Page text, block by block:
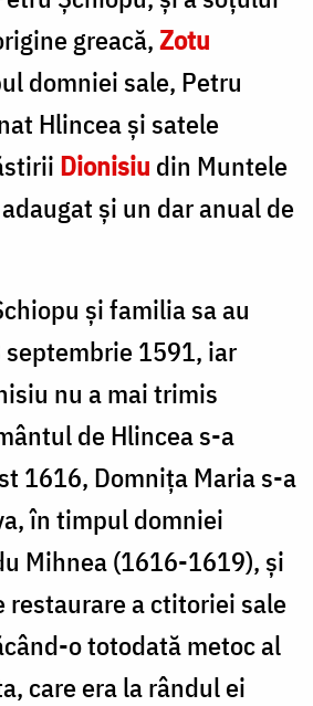
greacă,Zotu
domniei sale, Petru
Hlincea și satele
Dionisiu din Muntele
și un dar anual de
și familia sa au
1591, iar
nu a mai trimis
de Hlincea s-a
1616, Domnița Maria s-a
în timpul domniei
Mihnea (1616-1619), și
restaurare a ctitoriei sale
o totodată metoc al
care era la rândul ei